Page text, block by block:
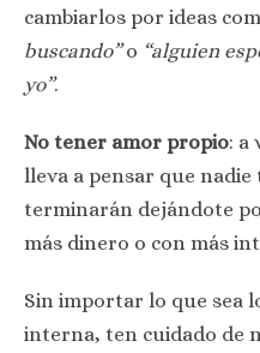
cambiarlos por ideas
buscando”o “alguien
yo”.
No tener amor propio: a
lleva a pensar que
terminarán dejándote
más dinero o con más
Sin importar lo que sea
interna, ten cuidado de